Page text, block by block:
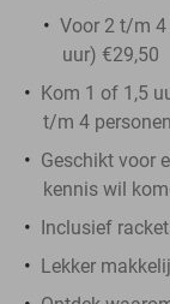
Voor 2 t/m 4
uur) €29,50
Kom 1 of 1,5
t/m 4 personen
Geschikt voor
kennis wil
Inclusief
Lekker